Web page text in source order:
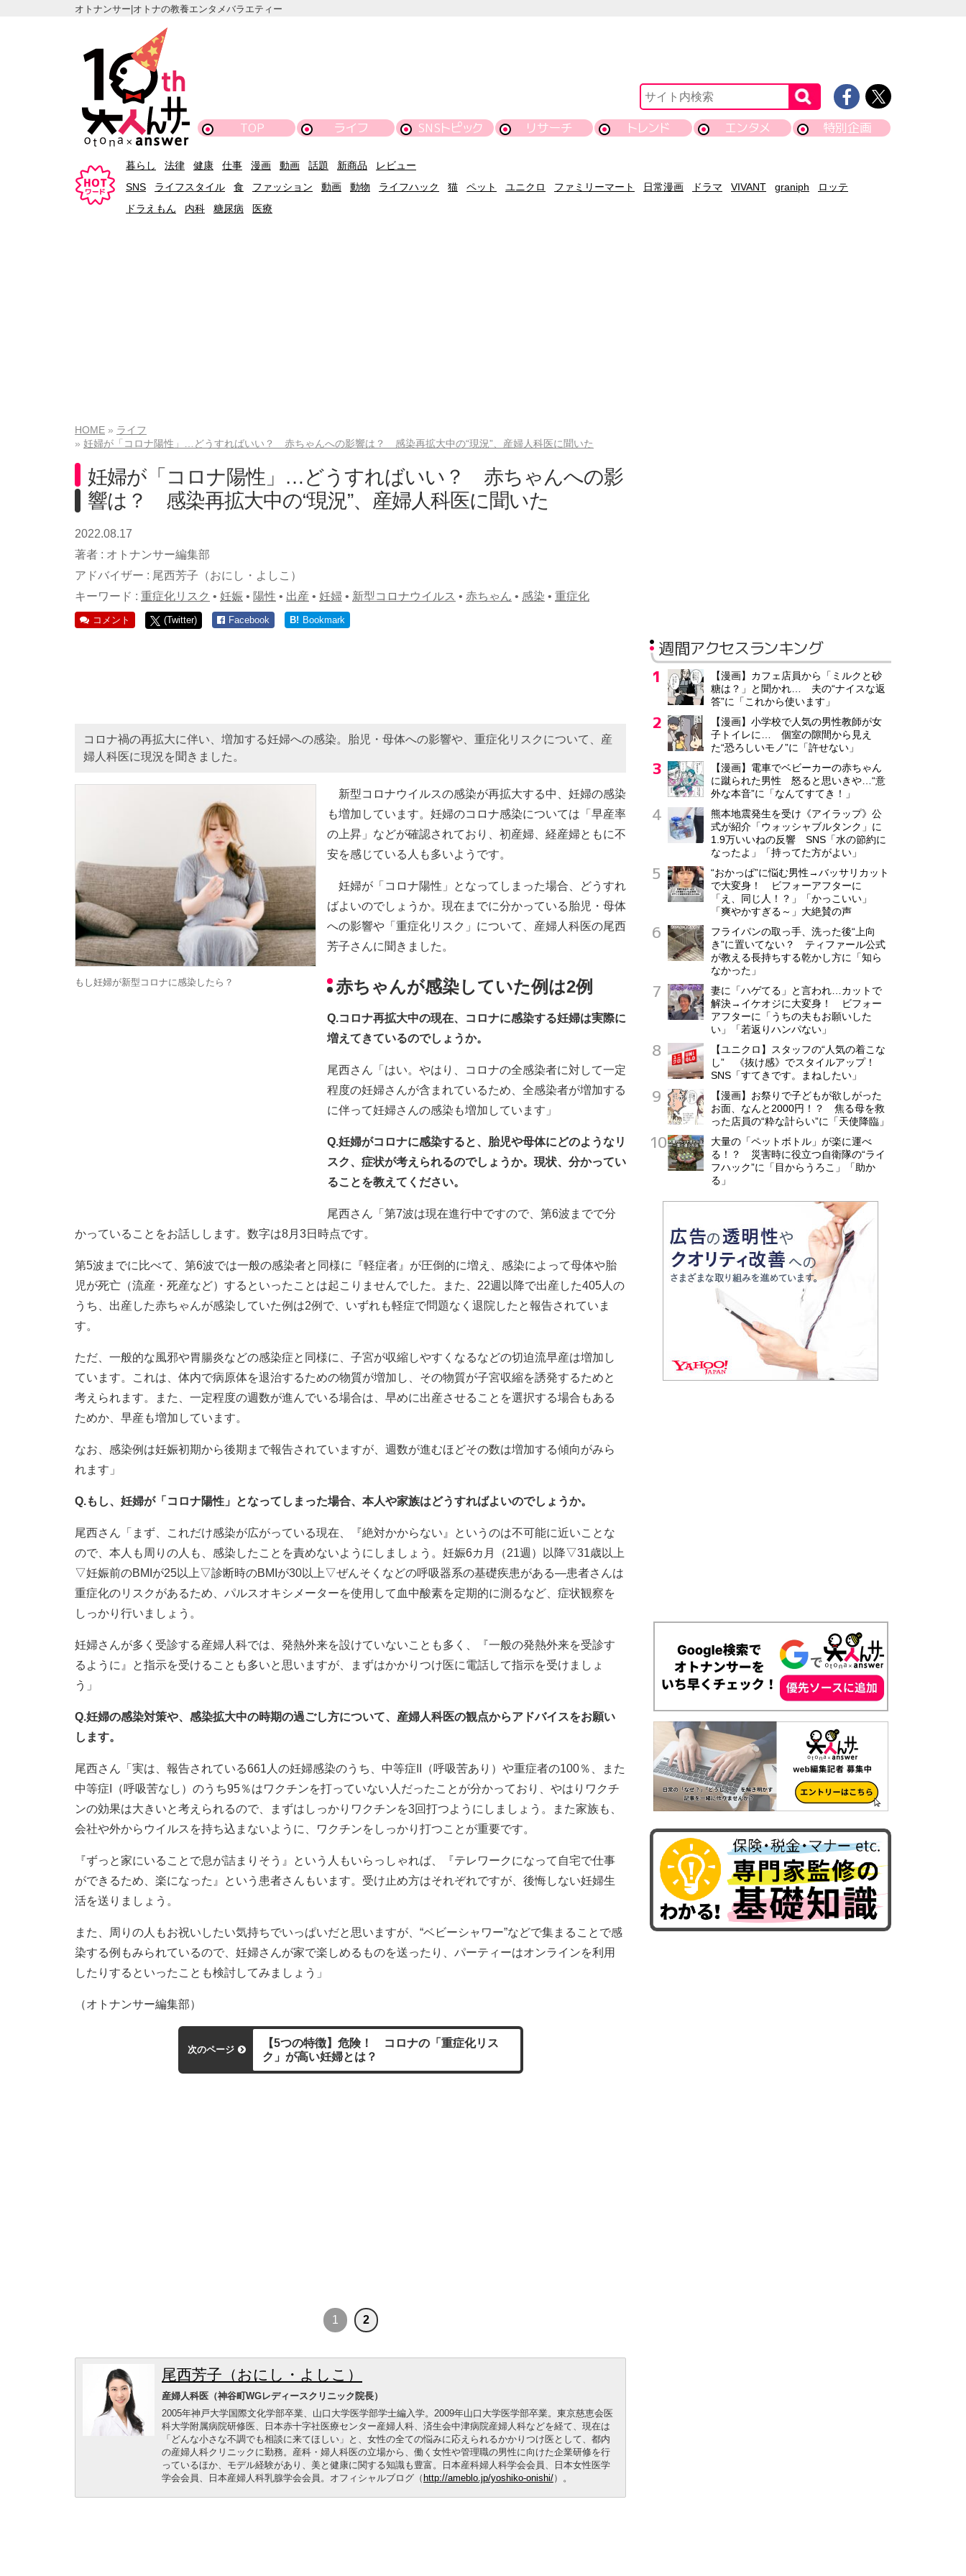
オトナンサー|オトナの教養エンタメバラエティー
TOP ライフ SNSトピック リサーチ トレンド エンタメ 特別企画
暮らし 法律 健康 仕事 漫画 動画 話題 新商品
レビュー
SNS
ライフスタイル 食 ファッション 動画 動物 ライフハック 猫 ペット ユニクロ ファミリーマート 日常漫画 ドラマ VIVANT graniph
ロッテ
ドラえもん
内科 糖尿病 医療
HOME
ライフ
妊婦が「コロナ陽性」…どうすればいい？ 赤ちゃんへの影響は？ 感染再拡大中の“現況”、産婦人科医に聞いた
妊婦が「コロナ陽性」…どうすればいい？ 赤ちゃんへの影
響は？ 感染再拡大中の“現況”、産婦人科医に聞いた
2022.08.17
著者 : オトナンサー編集部
アドバイザー : 尾西芳子（おにし・よしこ）
キーワード : 重症化リスク • 妊娠 • 陽性 • 出産 • 妊婦 • 新型コロナウイルス • 赤ちゃん • 感染 • 重症化
コメント (Twitter) Facebook B! Bookmark
コロナ禍の再拡大に伴い、増加する妊婦への感染。胎児・母体への影響や、重症化リスクについて、産
婦人科医に現況を聞きました。
もし妊婦が新型コロナに感染したら？
新型コロナウイルスの感染が再拡大する中、妊婦の感染
も増加しています。妊婦のコロナ感染については「早産率
の上昇」などが確認されており、初産婦、経産婦ともに不
安を感じている人も多いようです。
妊婦が「コロナ陽性」となってしまった場合、どうすれ
ばよいのでしょうか。現在までに分かっている胎児・母体
への影響や「重症化リスク」について、産婦人科医の尾西
芳子さんに聞きました。
赤ちゃんが感染していた例は2例
Q.コロナ再拡大中の現在、コロナに感染する妊婦は実際に
増えてきているのでしょうか。
尾西さん「はい。やはり、コロナの全感染者に対して一定
程度の妊婦さんが含まれているため、全感染者が増加する
に伴って妊婦さんの感染も増加しています」
Q.妊婦がコロナに感染すると、胎児や母体にどのようなリ
スク、症状が考えられるのでしょうか。現状、分かってい
ることを教えてください。
尾西さん「第7波は現在進行中ですので、第6波までで分
かっていることをお話しします。数字は8月3日時点です。
第5波までに比べて、第6波では一般の感染者と同様に『軽症者』が圧倒的に増え、感染によって母体や胎
児が死亡（流産・死産など）するといったことは起こりませんでした。また、22週以降で出産した405人の
うち、出産した赤ちゃんが感染していた例は2例で、いずれも軽症で問題なく退院したと報告されていま
す。
ただ、一般的な風邪や胃腸炎などの感染症と同様に、子宮が収縮しやすくなるなどの切迫流早産は増加し
ています。これは、体内で病原体を退治するための物質が増加し、その物質が子宮収縮を誘発するためと
考えられます。また、一定程度の週数が進んでいる場合は、早めに出産させることを選択する場合もある
ためか、早産も増加しています。
なお、感染例は妊娠初期から後期まで報告されていますが、週数が進むほどその数は増加する傾向がみら
れます」
Q.もし、妊婦が「コロナ陽性」となってしまった場合、本人や家族はどうすればよいのでしょうか。
尾西さん「まず、これだけ感染が広がっている現在、『絶対かからない』というのは不可能に近いことな
ので、本人も周りの人も、感染したことを責めないようにしましょう。妊娠6カ月（21週）以降▽31歳以上
▽妊娠前のBMIが25以上▽診断時のBMIが30以上▽ぜんそくなどの呼吸器系の基礎疾患がある―患者さんは
重症化のリスクがあるため、パルスオキシメーターを使用して血中酸素を定期的に測るなど、症状観察を
しっかり行いましょう。
妊婦さんが多く受診する産婦人科では、発熱外来を設けていないことも多く、『一般の発熱外来を受診す
るように』と指示を受けることも多いと思いますが、まずはかかりつけ医に電話して指示を受けましょ
う」
Q.妊婦の感染対策や、感染拡大中の時期の過ごし方について、産婦人科医の観点からアドバイスをお願い
します。
尾西さん「実は、報告されている661人の妊婦感染のうち、中等症II（呼吸苦あり）や重症者の100％、また
中等症I（呼吸苦なし）のうち95％はワクチンを打っていない人だったことが分かっており、やはりワクチ
ンの効果は大きいと考えられるので、まずはしっかりワクチンを3回打つようにしましょう。また家族も、
会社や外からウイルスを持ち込まないように、ワクチンをしっかり打つことが重要です。
『ずっと家にいることで息が詰まりそう』という人もいらっしゃれば、『テレワークになって自宅で仕事
ができるため、楽になった』という患者さんもいます。受け止め方はそれぞれですが、後悔しない妊婦生
活を送りましょう。
また、周りの人もお祝いしたい気持ちでいっぱいだと思いますが、“ベビーシャワー”などで集まることで感
染する例もみられているので、妊婦さんが家で楽しめるものを送ったり、パーティーはオンラインを利用
したりするといったことも検討してみましょう」
（オトナンサー編集部）
次のページ
【5つの特徴】危険！ コロナの「重症化リス
ク」が高い妊婦とは？
1 2
尾西芳子（おにし・よしこ）
産婦人科医（神谷町WGレディースクリニック院長）
2005年神戸大学国際文化学部卒業、山口大学医学部学士編入学。2009年山口大学医学部卒業。東京慈恵会医
科大学附属病院研修医、日本赤十字社医療センター産婦人科、済生会中津病院産婦人科などを経て、現在は
「どんな小さな不調でも相談に来てほしい」と、女性の全ての悩みに応えられるかかりつけ医として、都内
の産婦人科クリニックに勤務。産科・婦人科医の立場から、働く女性や管理職の男性に向けた企業研修を行
っているほか、モデル経験があり、美と健康に関する知識も豊富。日本産科婦人科学会会員、日本女性医学
学会会員、日本産婦人科乳腺学会会員。オフィシャルブログ（ http://ameblo.jp/yoshiko-onishi/）。
週間アクセスランキング
【漫画】カフェ店員から「ミルクと砂
糖は？」と聞かれ… 夫の“ナイスな返
答”に「これから使います」
【漫画】小学校で人気の男性教師が女
子トイレに… 個室の隙間から見え
た“恐ろしいモノ”に「許せない」
【漫画】電車でベビーカーの赤ちゃん
に蹴られた男性 怒ると思いきや…“意
外な本音”に「なんてすてき！」
熊本地震発生を受け《アイラップ》公
式が紹介「ウォッシャブルタンク」に
1.9万いいねの反響 SNS「水の節約に
なったよ」「持ってた方がよい」
“おかっぱ”に悩む男性→バッサリカット
で大変身！ ビフォーアフターに
「え、同じ人！？」「かっこいい」
「爽やかすぎる～」大絶賛の声
フライパンの取っ手、洗った後“上向
き”に置いてない？ ティファール公式
が教える長持ちする乾かし方に「知ら
なかった」
妻に「ハゲてる」と言われ…カットで
解決→イケオジに大変身！ ビフォー
アフターに「うちの夫もお願いした
い」「若返りハンパない」
【ユニクロ】スタッフの“人気の着こな
し” 《抜け感》でスタイルアップ！
SNS「すてきです。まねしたい」
【漫画】お祭りで子どもが欲しがった
お面、なんと2000円！？ 焦る母を救
った店員の“粋な計らい”に「天使降臨」
大量の「ペットボトル」が楽に運べ
る！？ 災害時に役立つ自衛隊の“ライ
フハック”に「目からうろこ」「助か
る」